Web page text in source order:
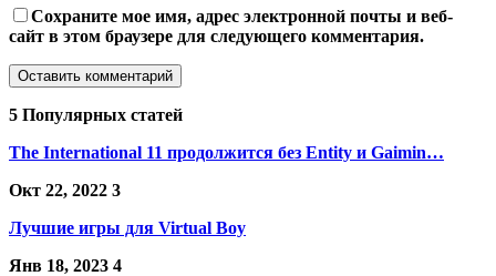
Сохраните мое имя, адрес электронной почты и веб-
сайт в этом браузере для следующего комментария.
5 Популярных статей
The International 11 продолжится без Entity и Gaimin…
Окт 22, 2022 3
Лучшие игры для Virtual Boy
Янв 18, 2023 4